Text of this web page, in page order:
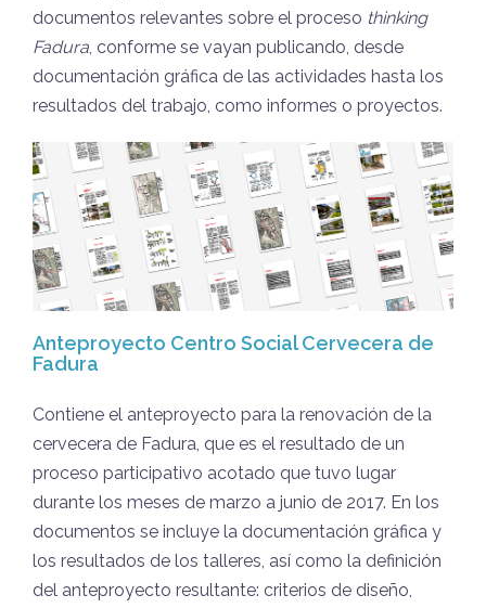
documentos relevantes sobre el proceso thinking
Fadura, conforme se vayan publicando, desde
documentación gráfica de las actividades hasta los
resultados del trabajo, como informes o proyectos.
Anteproyecto Centro Social Cervecera de
Fadura
Contiene el anteproyecto para la renovación de la
cervecera de Fadura, que es el resultado de un
proceso participativo acotado que tuvo lugar
durante los meses de marzo a junio de 2017. En los
documentos se incluye la documentación gráfica y
los resultados de los talleres, así como la definición
del anteproyecto resultante: criterios de diseño,